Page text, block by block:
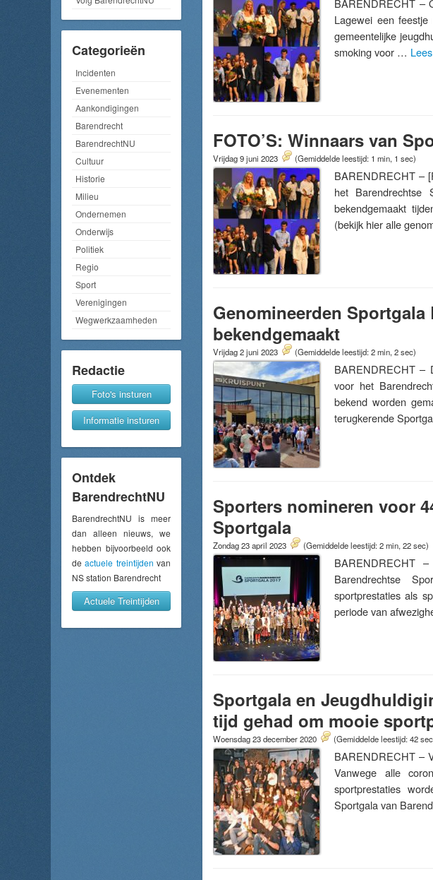
Categorieën
Incidenten
Evenementen
Aankondigingen
Barendrecht
BarendrechtNU
Cultuur
Historie
Milieu
Ondernemen
Onderwijs
Politiek
Regio
Sport
Verenigingen
Wegwerkzaamheden
Redactie
Foto's insturen
Informatie insturen
Ontdek
BarendrechtNU
BarendrechtNU is meer
dan alleen nieuws, we
hebben bijvoorbeeld ook
deactuele treintijden van
NS station Barendrecht
Actuele Treintijden
BARENDRECHT –
Lagewei een
gemeentelijke
smoking voor …
FOTO’S: Winnaars van
Vrijdag 9 juni 2023 (Gemiddelde leestijd: 1 min, 1 sec)
BARENDRECHT –
het Barendrechtse
bekendgemaakt
(bekijk hier alle
Genomineerden Sportgala
bekendgemaakt
Vrijdag 2 juni 2023 (Gemiddelde leestijd: 2 min, 2 sec)
BARENDRECHT –
voor het
bekend worden
terugkerende
Sporters nomineren voor
Sportgala
Zondag 23 april 2023 (Gemiddelde leestijd: 2 min, 22 sec)
BARENDRECHT
Barendrechtse
sportprestaties als
periode van
Sportgala en
tijd gehad om mooie
Woensdag 23 december 2020 (Gemiddelde leestijd: 42
BARENDRECHT –
Vanwege alle
sportprestaties
Sportgala van